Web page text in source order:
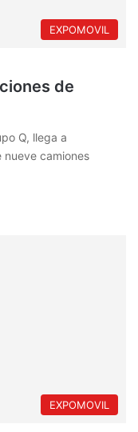
EXPOMOVIL
de
Q, llega a
nueve camiones
EXPOMOVIL